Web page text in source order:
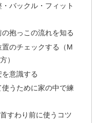
バックル・フィット
抱っこの流れを知る
のチェックする（M
）
意識する
うために家の中で練
すわり前に使うコツ